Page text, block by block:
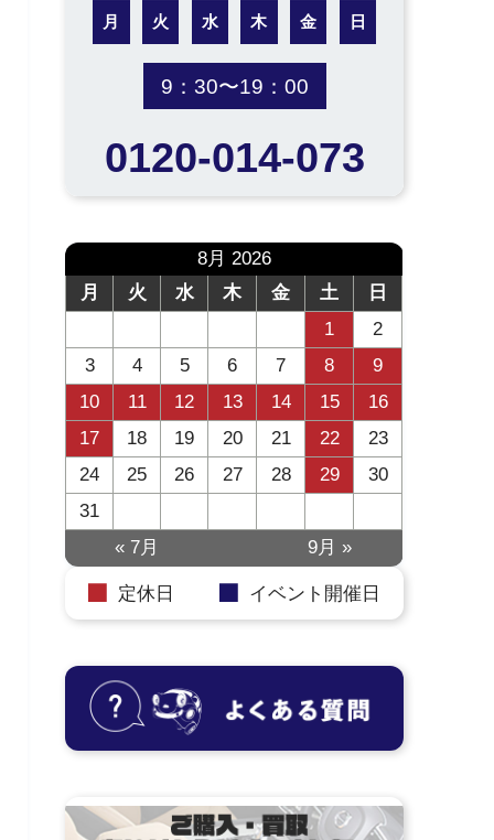
月 火 水 木 金 日
9：30〜19：00
0120-014-073
8月 2026
月
火 水 木 金 土
日
1
2
3
4 5 6 7 8
9
10
11 12 13 14 15
16
17
18 19 20 21 22
23
24
25 26 27 28 29
30
31
« 7月
9月 »
定休日 イベント開催日